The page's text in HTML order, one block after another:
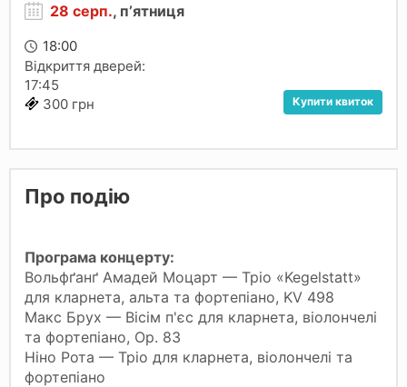
28 серп., пʼятниця
18:00
Відкриття дверей:
17:45
300 грн
Купити квиток
Про подію
Програма концерту:
Вольфґанґ Амадей Моцарт — Тріо «Kegelstatt»
для кларнета, альта та фортепіано, KV 498
Макс Брух — Вісім п'єс для кларнета, віолончелі
та фортепіано, Op. 83
Ніно Рота — Тріо для кларнета, віолончелі та
фортепіано